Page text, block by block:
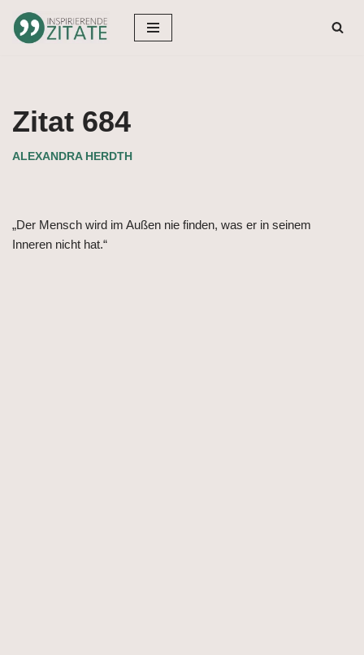
Zum
Zitat 684
ALEXANDRA HERDTH
„Der Mensch wird im Außen nie finden, was er in seinem
Inneren nicht hat.“